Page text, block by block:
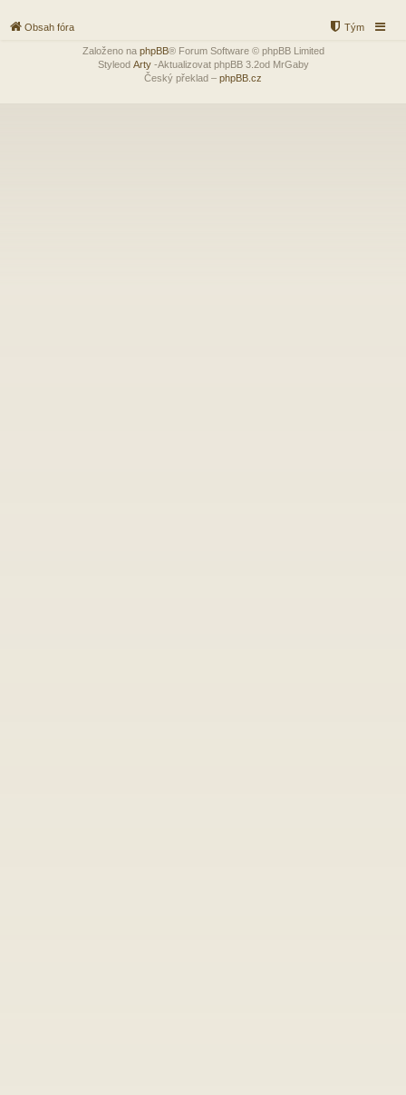
Obsah fóra Tým
Založeno na phpBB® Forum Software © phpBB Limited
Styleod Arty-Aktualizovat phpBB 3.2od MrGaby
Český překlad – phpBB.cz